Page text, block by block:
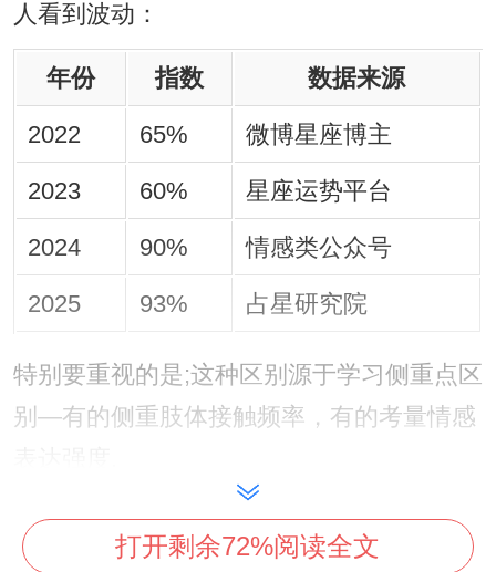
人看到波动：
年份 指数 数据来源
2022 65% 微博星座博主
2023 60% 星座运势平台
2024 90% 情感类公众号
2025 93% 占星研究院
特别要重视的是;这种区别源于学习侧重点区
别—有的侧重肢体接触频率，有的考量情感
▍欲望表达的三种典型模式，视觉系吸引健
身房里主动指导动作、聚会时穿露肩装「无
打开剩余72%阅读全文